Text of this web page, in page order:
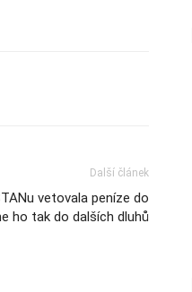
Další článek
vetovala peníze do
ho tak do dalších dluhů